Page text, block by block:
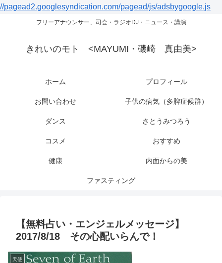
//pagead2.googlesyndication.com/pagead/js/adsbygoogle.js
フリーアナウンサー、司会・ラジオDJ・ニュース・講演
きれいのモト <MAYUMI・磯崎 真由美>
ホーム プロフィール
お問い合わせ 子供の病気（多脾症候群）
ダンス さとうみつろう
コスメ おすすめ
健康 内面からの美
ファスティング
【無料占い・エンジェルメッセージ】
2017/8/18 その心配いらんで！
天使